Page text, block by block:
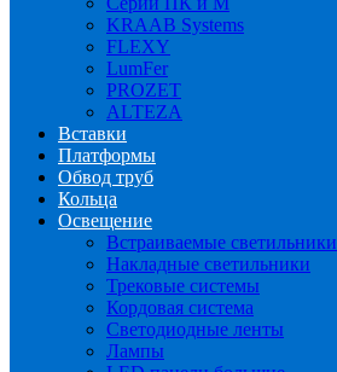
KRAAB Systems
FLEXY
LumFer
PROZET
ALTEZA
Вставки
Платформы
Обвод труб
Кольца
Освещение
Встраиваемые светильники
Накладные светильники
Трековые системы
Кордовая система
Светодиодные ленты
Лампы